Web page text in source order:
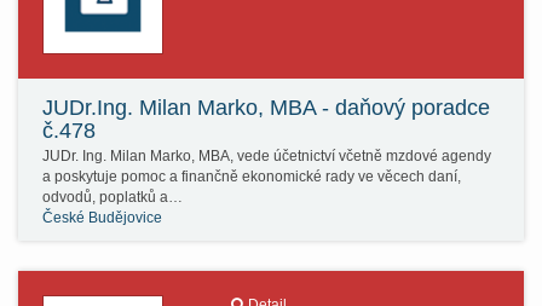
JUDr.Ing. Milan Marko, MBA - daňový poradce
č.478
JUDr. Ing. Milan Marko, MBA, vede účetnictví včetně mzdové agendy
a poskytuje pomoc a finančně ekonomické rady ve věcech daní,
odvodů, poplatků a…
České Budějovice